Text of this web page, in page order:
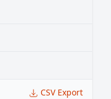
CSV Export